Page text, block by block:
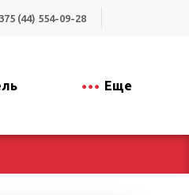
(44) 554-09-28
Еще